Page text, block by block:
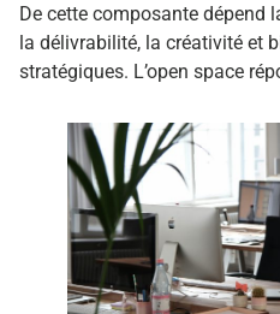
De cette composante dépend
la délivrabilité, la créativité et
stratégiques. L’open space